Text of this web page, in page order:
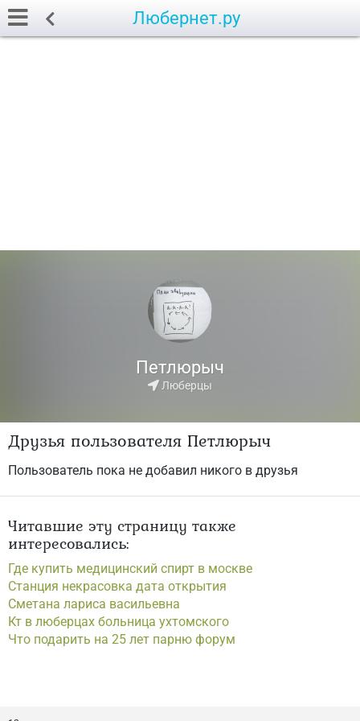
Любернет.ру
Петлюрыч
Люберцы
Друзья пользователя Петлюрыч
Пользователь пока не добавил никого в друзья
Читавшие эту страницу также
интересовались:
Где купить медицинский спирт в москве
Станция некрасовка дата открытия
Сметана лариса васильевна
Кт в люберцах больница ухтомского
Что подарить на 25 лет парню форум